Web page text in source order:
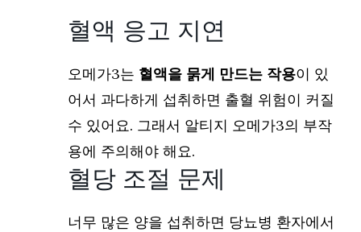
혈액 응고 지연
오메가3는 혈액을 묽게 만드는 작용이 있
어서 과다하게 섭취하면 출혈 위험이 커질
수 있어요. 그래서 알티지 오메가3의 부작
용에 주의해야 해요.
혈당 조절 문제
너무 많은 양을 섭취하면 당뇨병 환자에서